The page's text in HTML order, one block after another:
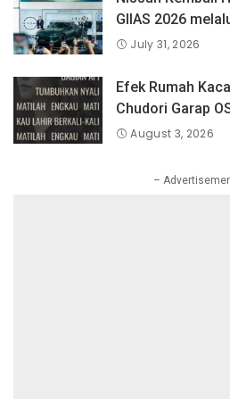
GIIAS 2026
Fairlady Z di
July 31, 2026
Efek Rumah
Chudori Garap
Berjudul Matilah
August 3, 2026
–